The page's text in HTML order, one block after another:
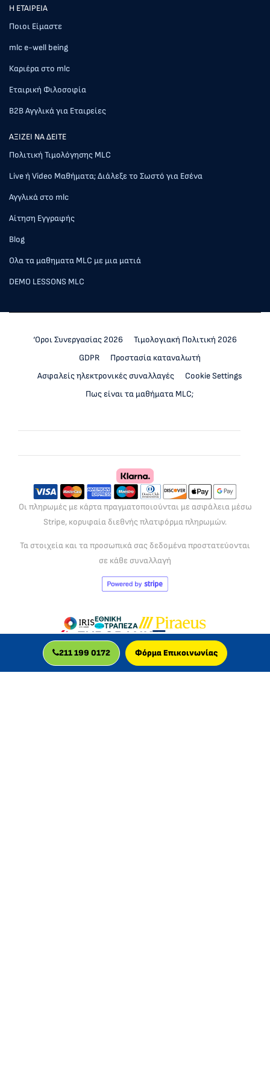
Η ΕΤΑΙΡΕΙΑ
Ποιοι Είμαστε
mlc e-well being
Καριέρα στο mlc
Εταιρική Φιλοσοφία
Β2Β Αγγλικά για Εταιρείες
AΞΙΖΕΙ ΝΑ ΔΕΙΤΕ
Πολιτική Τιμολόγησης MLC
Live ή Video Μαθήματα; Διάλεξε το Σωστό για Εσένα
Αγγλικά στο mlc
Αίτηση Εγγραφής
Blog
Ολα τα μαθηματα MLC με μια ματιά
DEMO LESSONS MLC
‘Οροι Συνεργασίας 2026
Τιμολογιακή Πολιτική 2026
GDPR
Προστασία καταναλωτή
Ασφαλείς ηλεκτρονικές συναλλαγές
Cookie Settings
Πως είναι τα μαθήματα MLC;
Οι πληρωμές με κάρτα πραγματοποιούνται με ασφάλεια μέσω
Stripe, κορυφαία διεθνής πλατφόρμα πληρωμών.
Τα στοιχεία και τα προσωπικά σας δεδομένα προστατεύονται
σε κάθε συναλλαγή
211 199 0172 Φόρμα Επικοινωνίας